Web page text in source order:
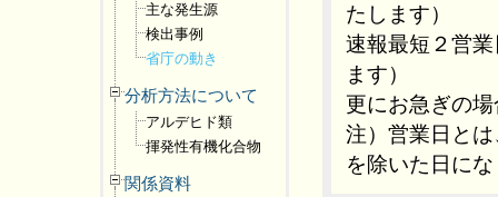
主な発生源
検出事例
省庁の動き
分析方法について
アルデヒド類
揮発性有機化合物
関係資料
たします）
速報最短２営
ます）
更にお急ぎの
注）営業日と
を除いた日に